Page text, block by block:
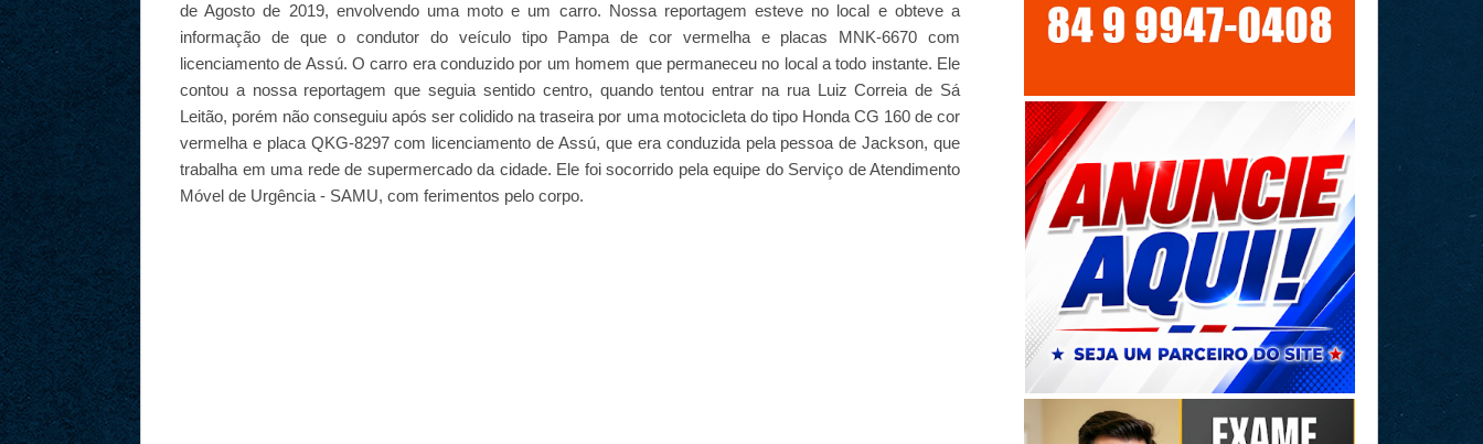
de Agosto de 2019, envolvendo uma moto e um carro. Nossa reportagem esteve no local e obteve a
informação de que o condutor do veículo tipo Pampa de cor vermelha e placas MNK-6670 com
licenciamento de Assú. O carro era conduzido por um homem que permaneceu no local a todo instante. Ele
contou a nossa reportagem que seguia sentido centro, quando tentou entrar na rua Luiz Correia de Sá
Leitão, porém não conseguiu após ser colidido na traseira por uma motocicleta do tipo Honda CG 160 de cor
vermelha e placa QKG-8297 com licenciamento de Assú, que era conduzida pela pessoa de Jackson, que
trabalha em uma rede de supermercado da cidade. Ele foi socorrido pela equipe do Serviço de Atendimento
Móvel de Urgência - SAMU, com ferimentos pelo corpo.